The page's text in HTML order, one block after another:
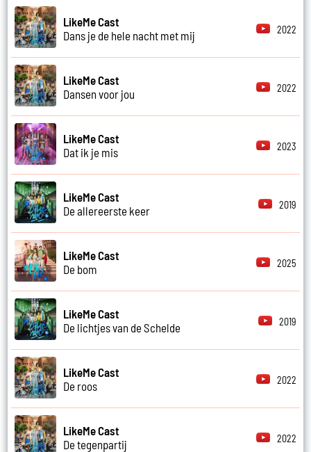
LikeMe Cast
Dans je de hele nacht met mij
2022
LikeMe Cast
Dansen voor jou
2022
LikeMe Cast
Dat ik je mis
2023
LikeMe Cast
De allereerste keer
2019
LikeMe Cast
De bom
2025
LikeMe Cast
De lichtjes van de Schelde
2019
LikeMe Cast
De roos
2022
LikeMe Cast
De tegenpartij
2022